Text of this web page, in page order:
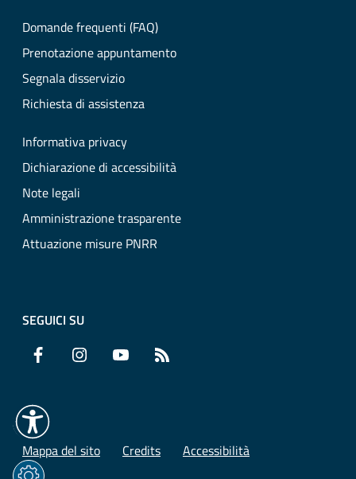
Domande frequenti (FAQ)
Prenotazione appuntamento
Segnala disservizio
Richiesta di assistenza
Informativa privacy
Dichiarazione di accessibilità
Note legali
Amministrazione trasparente
Attuazione misure PNRR
SEGUICI SU
Facebook Instagram YouTube
Mappa del sito Credits Accessibilità